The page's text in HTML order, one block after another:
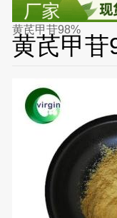
黄芪甲苷98%
黄芪甲苷